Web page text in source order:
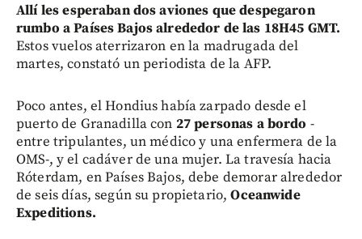
Allí les esperaban dos aviones que despegaron
rumbo a Países Bajos alrededor de las 18H45 GMT.
Estos vuelos aterrizaron en la madrugada del
martes, constató un periodista de la AFP.
Poco antes, el Hondius había zarpado desde el
puerto de Granadilla con 27 personas a bordo -
entre tripulantes, un médico y una enfermera de la
OMS-, y el cadáver de una mujer. La travesía hacia
Róterdam, en Países Bajos, debe demorar alrededor
de seis días, según su propietario,Oceanwide
Expeditions.